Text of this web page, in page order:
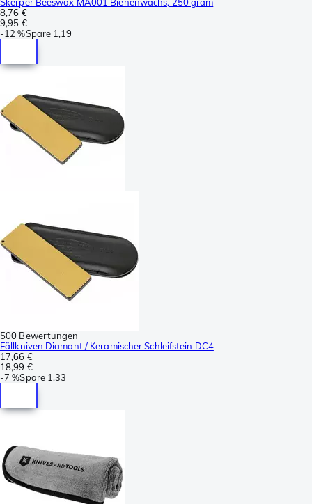
8,76 €
9,95 €
-12 %Spare 1,19
500 Bewertungen
Fällkniven Diamant / Keramischer Schleifstein DC4
17,66 €
18,99 €
-7 %Spare 1,33